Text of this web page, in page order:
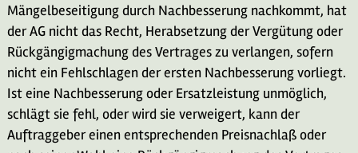
Mängelbeseitigung durch Nachbesserung nachkommt, hat
der AG nicht das Recht, Herabsetzung der Vergütung oder
Rückgängigmachung des Vertrages zu verlangen, sofern
nicht ein Fehlschlagen der ersten Nachbesserung vorliegt.
Ist eine Nachbesserung oder Ersatzleistung unmöglich,
schlägt sie fehl, oder wird sie verweigert, kann der
Auftraggeber einen entsprechenden Preisnachlaß oder